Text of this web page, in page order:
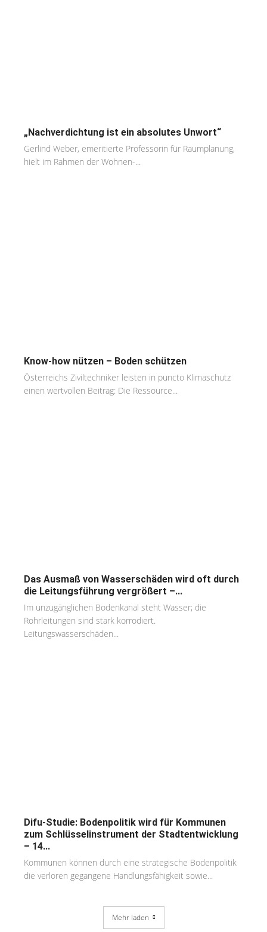
„Nachverdichtung ist ein absolutes Unwort“
Gerlind Weber, emeritierte Professorin für Raumplanung,
hielt im Rahmen der Wohnen-...
Know-how nützen – Boden schützen
Österreichs Ziviltechniker leisten in puncto Klimaschutz
einen wertvollen Beitrag: Die Ressource...
Das Ausmaß von Wasserschäden wird oft durch
die Leitungsführung vergrößert –...
Im unzugänglichen Bodenkanal steht Wasser; die
Rohrleitungen sind stark korrodiert.
Leitungswasserschäden...
Difu-Studie: Bodenpolitik wird für Kommunen
zum Schlüsselinstrument der Stadtentwicklung
– 14...
Kommunen können durch eine strategische Bodenpolitik
die verloren gegangene Handlungsfähigkeit sowie...
Mehr laden